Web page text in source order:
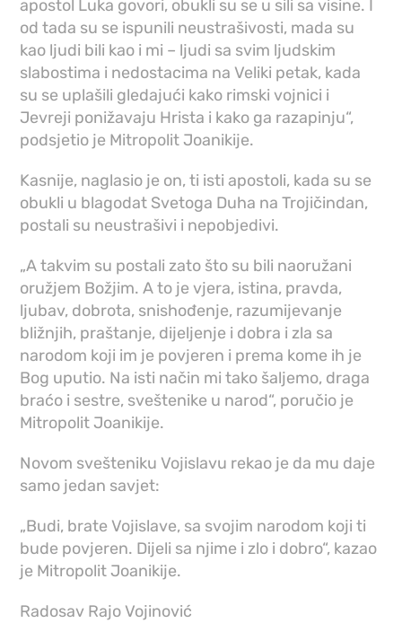
apostol Luka govori, obukli su se u sili sa visine. I
od tada su se ispunili neustrašivosti, mada su
kao ljudi bili kao i mi – ljudi sa svim ljudskim
slabostima i nedostacima na Veliki petak, kada
su se uplašili gledajući kako rimski vojnici i
Jevreji ponižavaju Hrista i kako ga razapinju“,
podsjetio je Mitropolit Joanikije.
Kasnije, naglasio je on, ti isti apostoli, kada su se
obukli u blagodat Svetoga Duha na Trojičindan,
postali su neustrašivi i nepobjedivi.
„A takvim su postali zato što su bili naoružani
oružjem Božjim. A to je vjera, istina, pravda,
ljubav, dobrota, snishođenje, razumijevanje
bližnjih, praštanje, dijeljenje i dobra i zla sa
narodom koji im je povjeren i prema kome ih je
Bog uputio. Na isti način mi tako šaljemo, draga
braćo i sestre, sveštenike u narod“, poručio je
Mitropolit Joanikije.
Novom svešteniku Vojislavu rekao je da mu daje
samo jedan savjet:
„Budi, brate Vojislave, sa svojim narodom koji ti
bude povjeren. Dijeli sa njime i zlo i dobro“, kazao
je Mitropolit Joanikije.
Radosav Rajo Vojinović